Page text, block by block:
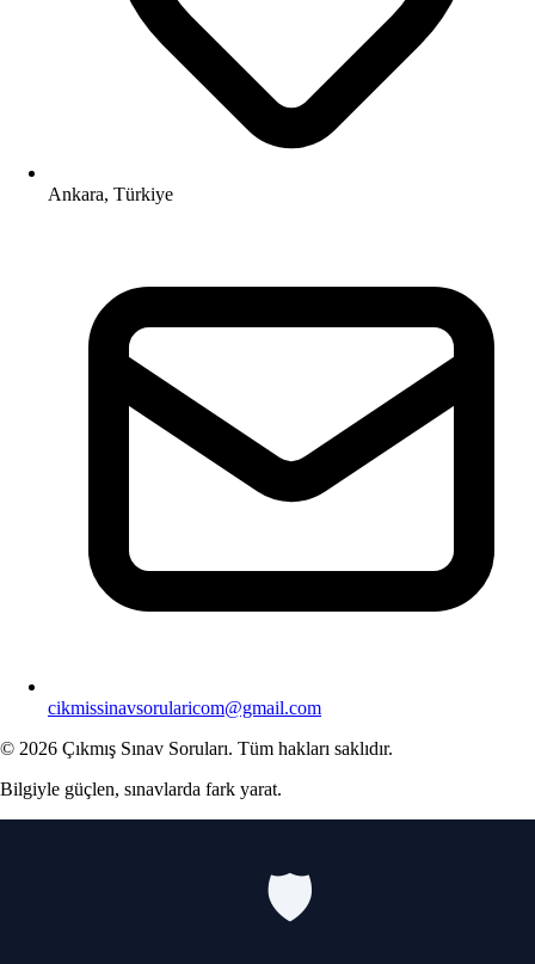
Ankara, Türkiye
cikmissinavsorularicom@gmail.com
© 2026 Çıkmış Sınav Soruları. Tüm hakları saklıdır.
Bilgiyle güçlen, sınavlarda fark yarat.
🛡️